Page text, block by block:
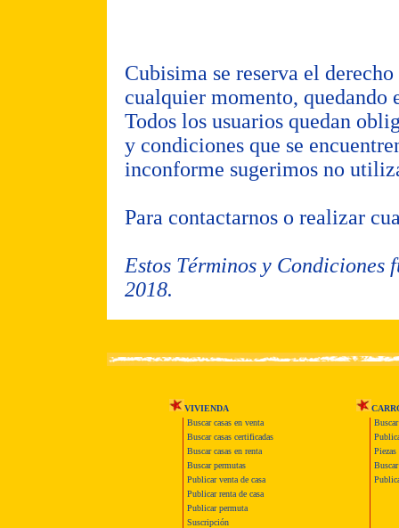
Cubisima se reserva el
cualquier momento,
Todos los usuarios quedan
y condiciones que se
inconforme sugerimos no
Para contactarnos o realizar
Estos Términos y Condiciones
2018.
VIVIENDA
Buscar casas en venta
Buscar casas certificadas
Buscar casas en renta
Buscar permutas
Publicar venta de casa
Publicar renta de casa
Publicar permuta
Suscripción
Piezas